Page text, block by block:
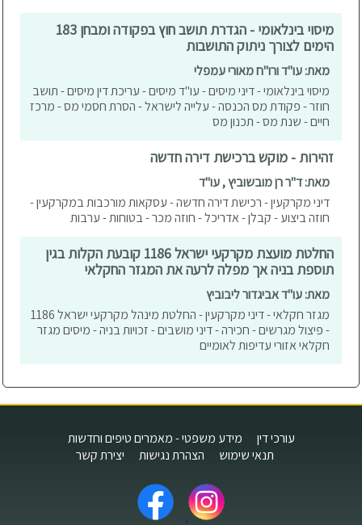
מיסוי בינלאומי - הגדרת תושב חוץ בפקודה ומבחן 183
הימים לצורך ניתוק התושבות
מאת: עו"ד ורו"ח מאורי עמפלי
מיסוי בינלאומי - דיני מיסים - עו"ד מיסים - עריכת דין מיסים - תושב
חוזר - פקודת מס הכנסה - עלייה לישראל - הסרת חסמי מס - מרכז
חיים - שנת מס - תכנון מס
זהירות - מוקש ברכישת דירה חדשה
מאת: ד"ר רן מובשוביץ , עו"ד
דיני מקרקעין - רכישת דירה חדשה - עסקאות מורכבות במקרקעין -
חוזה ביצוע - קבלן - אדריכל - חוזה מכר - בטוחות - ערבות
החלטת מועצת מקרקעי ישראל 1186 קובעת הקלות בגין
תוספת בניה אך מפלה לרעה את המגזר החקלאי
מאת: עו"ד אביגדור ליבוביץ
מגזר חקלאי - דיני מקרקעין - החלטת מינהל מקרקעי ישראל 1186
- פיצול מגרשים - חכירה - דיני מושבים - זכויות בניה - מיסים מגזר
חקלאי אזורי עדיפות לאומיים
עורכי דין
מידע משפטי - מאמרים טיפים וחדשות
תנאי שימוש
הצהרת נגישות יצירת קשר